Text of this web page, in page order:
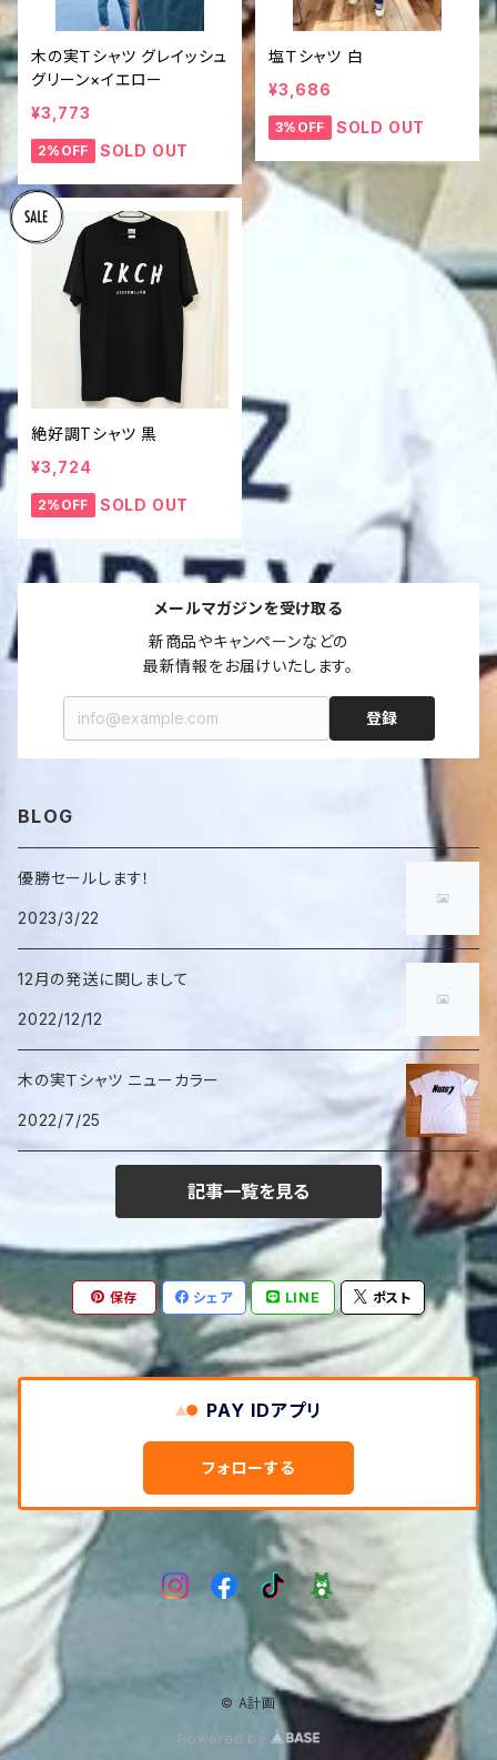
木の実Ｔシャツ グレイッシュ
グリーン×イエロー
¥3,773
2%OFF SOLD OUT
塩Ｔシャツ 白
¥3,686
3%OFF SOLD OUT
絶好調Tシャツ 黒
¥3,724
2%OFF SOLD OUT
メールマガジンを受け取る
新商品やキャンペーンなどの
最新情報をお届けいたします。
登録
BLOG
優勝セールします！
2023/3/22
12月の発送に関しまして
2022/12/12
木の実Ｔシャツ ニューカラー
2022/7/25
記事一覧を見る
保存 シェア LINE ポスト
PAY IDアプリ
フォローする
© A計画
Powered by